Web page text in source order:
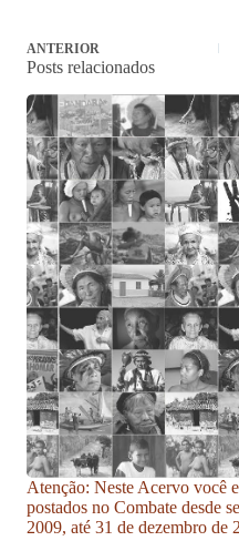
ANTERIOR
Posts relacionados
Atenção: Neste Acervo você
postados no Combate desde
2009, até 31 de dezembro de